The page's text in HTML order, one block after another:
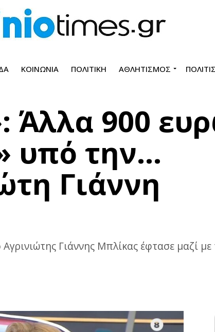
ΚΟΙΝΩΝΊΑ ΠΟΛΙΤΙΚΉ ΑΘΛΗΤΙΣΜΌΣ
Άλλα 900
υπό την…
Γιάννη
Γιάννης Μπλίκας έφτασε μαζί